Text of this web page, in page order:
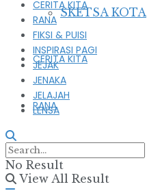
SKETSA KOTA
CERITA KITA
RANA
FIKSI & PUISI
CERITA KITA
RANA
FIKSI & PUISI
INSPIRASI PAGI
JEJAK
JENAKA
JELAJAH
LENSA
No Result
View All Result